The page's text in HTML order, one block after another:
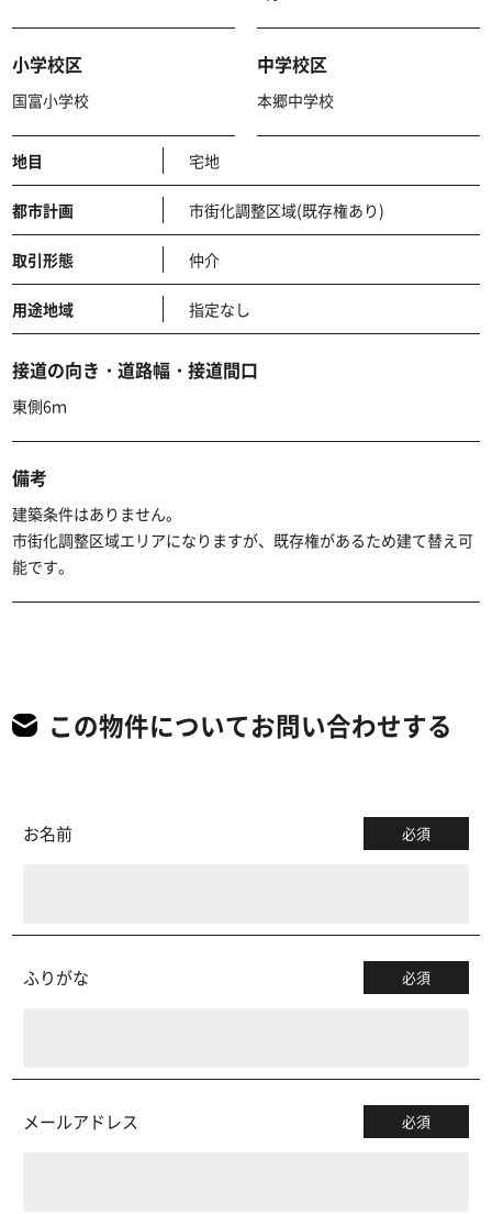
小学校区
国富小学校
中学校区
本郷中学校
地目 宅地
都市計画 市街化調整区域(既存権あり)
取引形態 仲介
用途地域 指定なし
接道の向き・道路幅・接道間口
東側6ｍ
備考
建築条件はありません。
市街化調整区域エリアになりますが、既存権があるため建て替え可
能です。
この物件についてお問い合わせする
お名前 必須
ふりがな 必須
メールアドレス 必須